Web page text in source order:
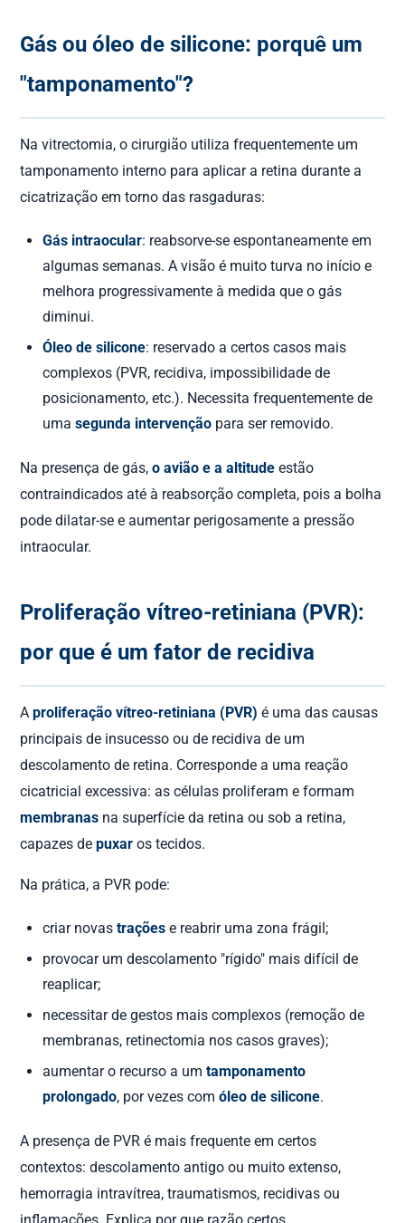
Gás ou óleo de silicone: porquê um
"tamponamento"?
Na vitrectomia, o cirurgião utiliza frequentemente um
tamponamento interno para aplicar a retina durante a
cicatrização em torno das rasgaduras:
Gás intraocular: reabsorve-se espontaneamente em
algumas semanas. A visão é muito turva no início e
melhora progressivamente à medida que o gás
diminui.
Óleo de silicone: reservado a certos casos mais
complexos (PVR, recidiva, impossibilidade de
posicionamento, etc.). Necessita frequentemente de
umasegunda intervenção para ser removido.
Na presença de gás,o avião e a altitude estão
contraindicados até à reabsorção completa, pois a bolha
pode dilatar-se e aumentar perigosamente a pressão
intraocular.
Proliferação vítreo-retiniana (PVR):
por que é um fator de recidiva
Aproliferação vítreo-retiniana (PVR) é uma das causas
principais de insucesso ou de recidiva de um
descolamento de retina. Corresponde a uma reação
cicatricial excessiva: as células proliferam e formam
membranas na superfície da retina ou sob a retina,
capazes depuxar os tecidos.
Na prática, a PVR pode:
criar novastrações e reabrir uma zona frágil;
provocar um descolamento "rígido" mais difícil de
reaplicar;
necessitar de gestos mais complexos (remoção de
membranas, retinectomia nos casos graves);
aumentar o recurso a umtamponamento
prolongado, por vezes comóleo de silicone.
A presença de PVR é mais frequente em certos
contextos: descolamento antigo ou muito extenso,
hemorragia intravítrea, traumatismos, recidivas ou